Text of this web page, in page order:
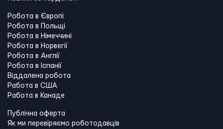
Робота в Європі
Робота в Польщі
Робота в Німеччині
Робота в Норвегії
Робота в Англії
Робота в Іспанії
Віддалена робота
Работа в США
Работа в Канадe
Публічна оферта
Як ми перевіряємо роботодавців